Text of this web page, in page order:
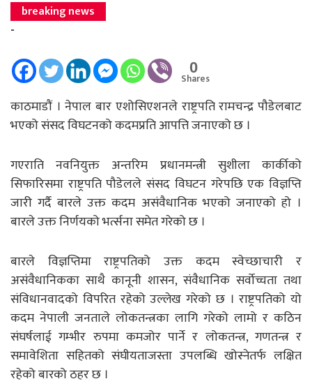
breaking news
-
0
Shares
काठमाडौं । नेपाल बार एशोसिएशनले राष्ट्रपति रामचन्द्र पौडेलबाट
भएको संसद विघटनको कदमप्रति आपत्ति जनाएको छ ।
गएराति नवनियुक्त अन्तरिम प्रधानमन्त्री सुशीला कार्कीको
सिफारिसमा राष्ट्रपति पौडेलले संसद विघटन गरेपछि एक विज्ञप्ति
जारी गर्दै बारले उक्त कदम असंवैधानिक भएको जनाएको हो ।
बारले उक्त निर्णयको भर्त्सना समेत गरेको छ ।
बारले विज्ञप्तिमा राष्ट्रपतिको उक्त कदम स्वेच्छाचारी र
असंवैधानिकका साथै कानूनी शासन, संवैधानिक सर्वोच्चता तथा
संविधानवादको विपरित रहेको उल्लेख गरेको छ । राष्ट्रपतिको यो
कदम नेपाली जनताले लोकतन्त्रका लागि गरेको लामो र कठिन
संघर्षलाई गम्भीर रुपमा कमजोर पार्ने र लोकतन्त्र, गणतन्त्र र
समावेशिता सहितको संघीयताजस्ता उपलब्धि खोस्नेतर्फ लक्षित
रहेको बारको ठहर छ ।